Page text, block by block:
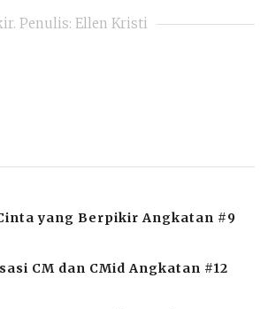
Penulis: Ellen Kristi
yang Berpikir Angkatan #9
CM dan CMid Angkatan #12